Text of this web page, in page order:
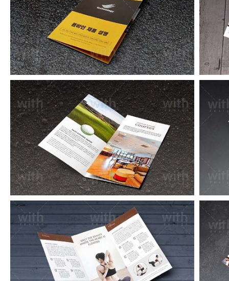
LF015_1_2
LF005_1_2
LF002_1_2